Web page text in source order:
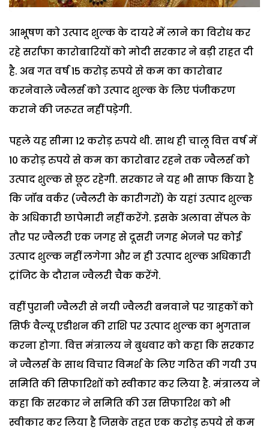
आभूषण को उत्पाद शुल्क के दायरे में लाने का विरोध कर
रहे सर्राफा कारोबारियों को मोदी सरकार ने बड़ी राहत दी
है. अब गत वर्ष 15 करोड़ रुपये से कम का कारोबार
करनेवाले ज्वैलर्स को उत्पाद शुल्क के लिए पंजीकरण
कराने की जरूरत नहीं पड़ेगी.
पहले यह सीमा 12 करोड़ रुपये थी. साथ ही चालू वित्त वर्ष में
10 करोड़ रुपये से कम का कारोबार रहने तक ज्वैलर्स को
उत्पाद शुल्क से छूट रहेगी. सरकार ने यह भी साफ किया है
कि जॉब वर्कर (ज्वैलरी के कारीगरों) के यहां उत्पाद शुल्क
के अधिकारी छापेमारी नहीं करेंगे. इसके अलावा सेंपल के
तौर पर ज्वैलरी एक जगह से दूसरी जगह भेजने पर कोई
उत्पाद शुल्क नहीं लगेगा और न ही उत्पाद शुल्क अधिकारी
ट्रांजिट के दौरान ज्वैलरी चैक करेंगे.
वहीं पुरानी ज्वैलरी से नयी ज्वैलरी बनवाने पर ग्राहकों को
सिर्फ वैल्यू एडीशन की राशि पर उत्पाद शुल्क का भुगतान
करना होगा. वित्त मंत्रालय ने बुधवार को कहा कि सरकार
ने ज्वैलर्स के साथ विचार विमर्श के लिए गठित की गयी उप
समिति की सिफारिशों को स्वीकार कर लिया है. मंत्रालय ने
कहा कि सरकार ने समिति की उस सिफारिश को भी
स्वीकार कर लिया है जिसके तहत एक करोड़ रुपये से कम